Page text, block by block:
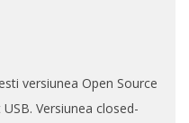
versiunea Open Source
Versiunea closed-